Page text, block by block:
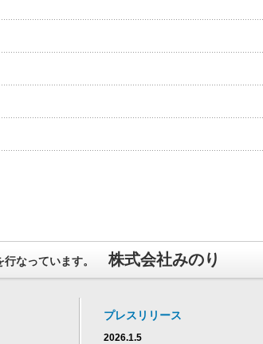
なっています。 株式会社みのり
プレスリリース
2026.1.5